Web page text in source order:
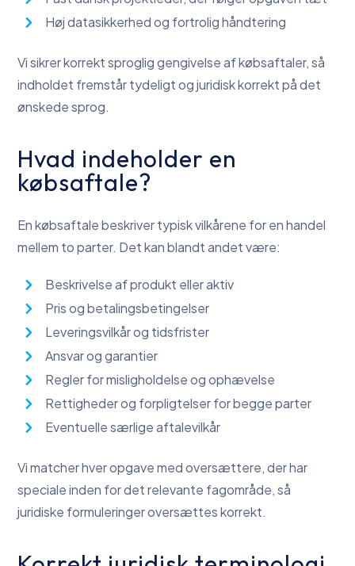
Høj datasikkerhed og fortrolig håndtering
Vi sikrer korrekt sproglig gengivelse af købsaftaler, så
indholdet fremstår tydeligt og juridisk korrekt på det
ønskede sprog.
Hvad indeholder en
købsaftale?
En købsaftale beskriver typisk vilkårene for en handel
mellem to parter. Det kan blandt andet være:
Beskrivelse af produkt eller aktiv
Pris og betalingsbetingelser
Leveringsvilkår og tidsfrister
Ansvar og garantier
Regler for misligholdelse og ophævelse
Rettigheder og forpligtelser for begge parter
Eventuelle særlige aftalevilkår
Vi matcher hver opgave med oversættere, der har
speciale inden for det relevante fagområde, så
juridiske formuleringer oversættes korrekt.